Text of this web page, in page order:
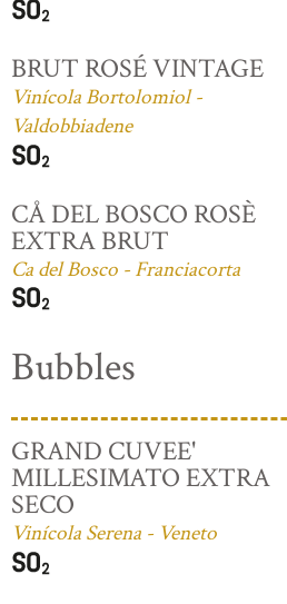
BRUT ROSÉ VINTAGE
Vinícola Bortolomiol -
Valdobbiadene
CÅ DEL BOSCO ROSÈ
EXTRA BRUT
Ca del Bosco - Franciacorta
Bubbles
GRAND CUVEE'
MILLESIMATO EXTRA
SECO
Vinícola Serena - Veneto